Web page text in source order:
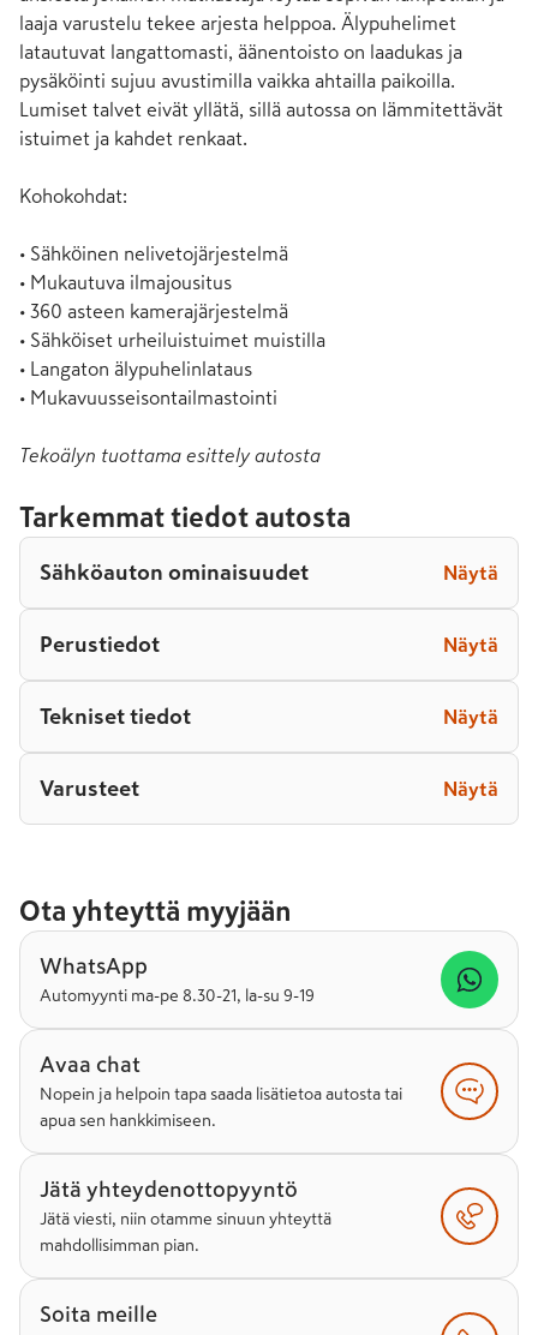
laaja varustelu tekee arjesta helppoa. Älypuhelimet
latautuvat langattomasti, äänentoisto on laadukas ja
pysäköinti sujuu avustimilla vaikka ahtailla paikoilla.
Lumiset talvet eivät yllätä, sillä autossa on lämmitettävät
istuimet ja kahdet renkaat.
Kohokohdat:
• Sähköinen nelivetojärjestelmä
• Mukautuva ilmajousitus
• 360 asteen kamerajärjestelmä
• Sähköiset urheiluistuimet muistilla
• Langaton älypuhelinlataus
• Mukavuusseisontailmastointi
Tekoälyn tuottama esittely autosta
Tarkemmat tiedot autosta
Sähköauton ominaisuudet Näytä
Perustiedot Näytä
Tekniset tiedot Näytä
Varusteet Näytä
Ota yhteyttä myyjään
WhatsApp
Automyynti ma-pe 8.30-21, la-su 9-19
Avaa chat
Nopein ja helpoin tapa saada lisätietoa autosta tai
apua sen hankkimiseen.
Jätä yhteydenottopyyntö
Jätä viesti, niin otamme sinuun yhteyttä
mahdollisimman pian.
Soita meille